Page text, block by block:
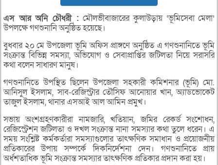
এসআরঅনিচৌধরী : মৌলভীবাজারের কুলাউড়ায় ‘ভূমিসেবা মেলা’
উপলক্ষে গণশুনানি অনুষ্ঠিত হয়েছে।
বুধবার ২০ মে উপজেলা ভূমি অফিস প্রাঙ্গণে অনুষ্ঠিত এ গণশুনানিতে ভূমি
সংক্রান্ত বিভিন্ন সমস্যা, অভিযোগ ও সেবাপ্রাপ্তির জটিলতা নিয়ে সরাসরি
কথা বলেন সাধারণ মানুষ।
গণশুনানিতে উপস্থিত ছিলেন উপজেলা সহকারী কমিশনার (ভূমি) মো.
আনিসুল ইসলাম, সাব-রেজিস্ট্রার তৌসিফ আনোয়ার খান, অ্যাডভোকেট
তাজুল ইসলাম, থানার এসআই আল আমিন প্রমুখ।
সভায় অংশগ্রহণকারীরা নামজারি, খতিয়ান, জমির রেকর্ড সংশোধন,
রেজিস্ট্রেশন জটিলতা ও দখল সংক্রান্ত নানা সমস্যার কথা তুলে ধরেন। এ
সময় সংশ্লিষ্ট কর্মকর্তারা সমস্যাগুলোর তাৎক্ষণিক সমাধান ও প্রয়োজনীয়
প্রতিকারের উপায় সম্পর্কে দিকনির্দেশনা দেন। গণশুনানিতে প্রায়
অর্ধশতাধিক ভূমি সংক্রান্ত সমস্যার তাৎক্ষণিক প্রতিকার প্রদান করা হয়।